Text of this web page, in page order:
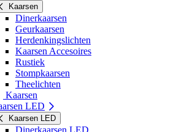
Kaarsen
Dinerkaarsen
Geurkaarsen
Herdenkingslichten
Kaarsen Accesoires
Rustiek
Stompkaarsen
Theelichten
Kaarsen
LED
Kaarsen LED
Dinerkaarsen LED